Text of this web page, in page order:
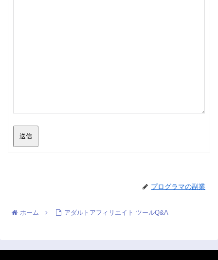
送信
プログラマの副業
ホーム アダルトアフィリエイト ツールQ&A